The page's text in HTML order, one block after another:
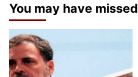
You may have missed